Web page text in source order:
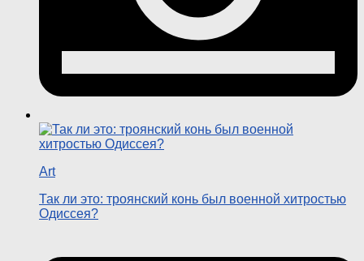
Art
Так ли это: троянский конь был военной хитростью
Одиссея?